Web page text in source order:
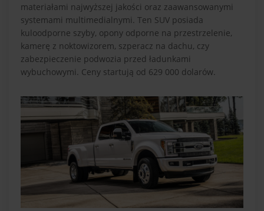
materiałami najwyższej jakości oraz zaawansowanymi
systemami multimedialnymi. Ten SUV posiada
kuloodporne szyby, opony odporne na przestrzelenie,
kamerę z noktowizorem, szperacz na dachu, czy
zabezpieczenie podwozia przed ładunkami
wybuchowymi. Ceny startują od 629 000 dolarów.